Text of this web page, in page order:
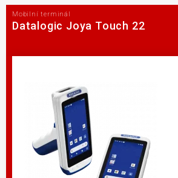
Mobilní terminál
Datalogic Joya Touch 22